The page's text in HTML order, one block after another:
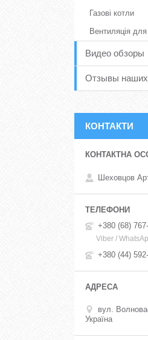
Газові котли
Вентиляція
Видео обзоры
Отзывы наших
КОНТАКТИ
Шеховцов
+380 (68)
Viber /
+380 (44)
вул.
Україна